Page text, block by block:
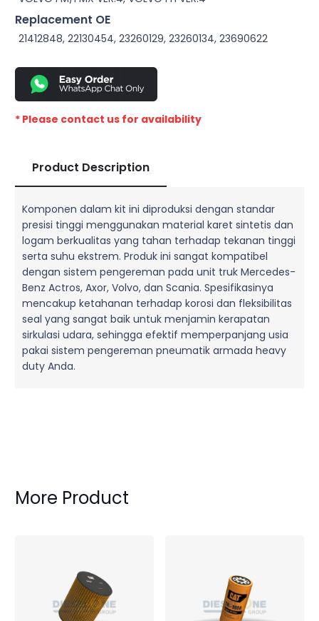
Replacement OE
21412848, 22130454, 23260129, 23260134, 23690622
* Please contact us for availability
Product Description
Komponen dalam kit ini diproduksi dengan standar
presisi tinggi menggunakan material karet sintetis dan
logam berkualitas yang tahan terhadap tekanan tinggi
serta suhu ekstrem. Produk ini sangat kompatibel
dengan sistem pengereman pada unit truk Mercedes-
Benz Actros, Axor, Volvo, dan Scania. Spesifikasinya
mencakup ketahanan terhadap korosi dan fleksibilitas
seal yang sangat baik untuk menjamin kerapatan
sirkulasi udara, sehingga efektif memperpanjang usia
pakai sistem pengereman pneumatik armada heavy
duty Anda.
More Product